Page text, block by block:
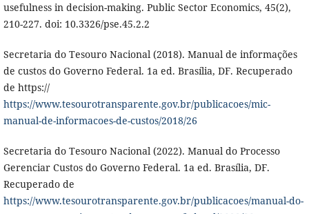
usefulness in decision-making. Public Sector Economics, 45(2),
210-227. doi: 10.3326/pse.45.2.2
Secretaria do Tesouro Nacional (2018). Manual de informações
de custos do Governo Federal. 1a ed. Brasília, DF. Recuperado
de https://
https://www.tesourotransparente.gov.br/publicacoes/mic-
manual-de-informacoes-de-custos/2018/26
Secretaria do Tesouro Nacional (2022). Manual do Processo
Gerenciar Custos do Governo Federal. 1a ed. Brasília, DF.
Recuperado de
https://www.tesourotransparente.gov.br/publicacoes/manual-do-